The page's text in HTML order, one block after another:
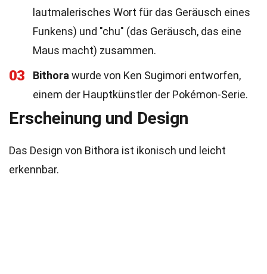
lautmalerisches Wort für das Geräusch eines
Funkens) und "chu" (das Geräusch, das eine
Maus macht) zusammen.
03 Bithora wurde von Ken Sugimori entworfen,
einem der Hauptkünstler der Pokémon-Serie.
Erscheinung und Design
Das Design von Bithora ist ikonisch und leicht
erkennbar.